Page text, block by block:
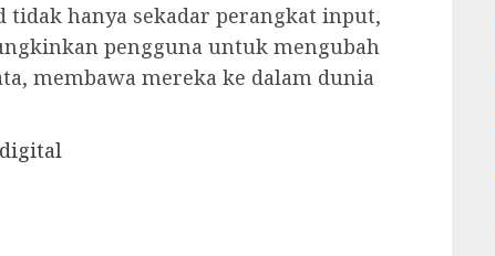
tidak hanya sekadar perangkat input,
pengguna untuk mengubah
membawa mereka ke dalam dunia